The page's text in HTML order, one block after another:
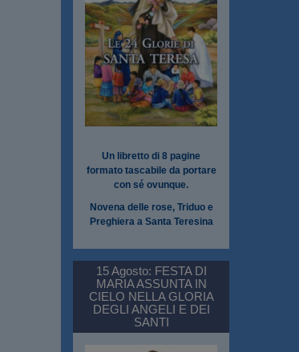
Un libretto di 8 pagine
formato tascabile da portare
con sé ovunque.
Novena delle rose, Triduo e
Preghiera a Santa Teresina
15 Agosto: FESTA DI
MARIA ASSUNTA IN
CIELO NELLA GLORIA
DEGLI ANGELI E DEI
SANTI